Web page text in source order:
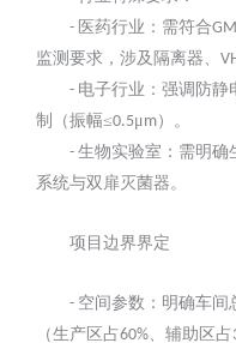
- 医药行业：需符合
监测要求，涉及隔离器、
- 电子行业：强调防静
制（振幅≤0.5μ m）。
- 生物实验室：需明确
系统与双扉灭菌器。
项目边界界定
- 空间参数：明确车间
（生产区占60% 、辅助区占